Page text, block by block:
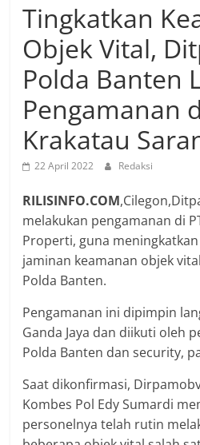
Tingkatkan
Objek Vital,
Polda Banten
Pengamanan
Krakatau
22 April 2022 Redaksi
RILISINFO.COM
melakukan pengamanan di
Properti, guna
jaminan keamanan objek
Polda Banten.
Pengamanan ini dipimpin
Ganda Jaya dan diikuti oleh
Polda Banten dan security,
Saat dikonfirmasi,
Kombes Pol Edy Sumardi
personelnya telah rutin